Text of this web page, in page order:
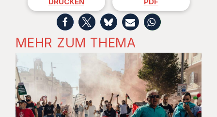
DRUCKEN PDF
MEHR ZUM THEMA